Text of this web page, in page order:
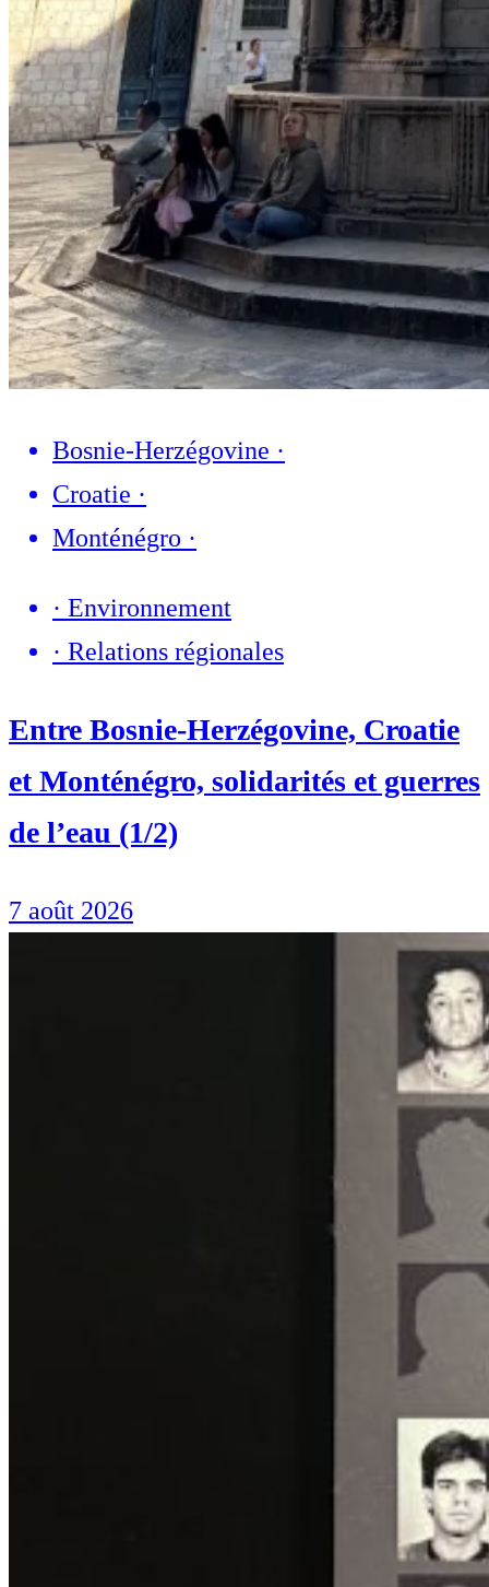
Bosnie-Herzégovine ·
Croatie ·
Monténégro ·
· Environnement
· Relations régionales
Entre Bosnie-Herzégovine, Croatie
et Monténégro, solidarités et guerres
de l’eau (1/2)
7 août 2026